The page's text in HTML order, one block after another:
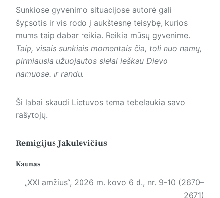
Sunkiose gyvenimo situacijose autorė gali
šypsotis ir vis rodo į aukštesnę teisybę, kurios
mums taip dabar reikia. Reikia mūsų gyvenime.
Taip, visais sunkiais momentais čia, toli nuo namų,
pirmiausia užuojautos sielai ieškau Dievo
namuose. Ir randu.
Ši labai skaudi Lietuvos tema tebelaukia savo
rašytojų.
Remigijus Jakulevičius
Kaunas
„XXI amžius“, 2026 m. kovo 6 d., nr. 9–10 (2670–
2671)